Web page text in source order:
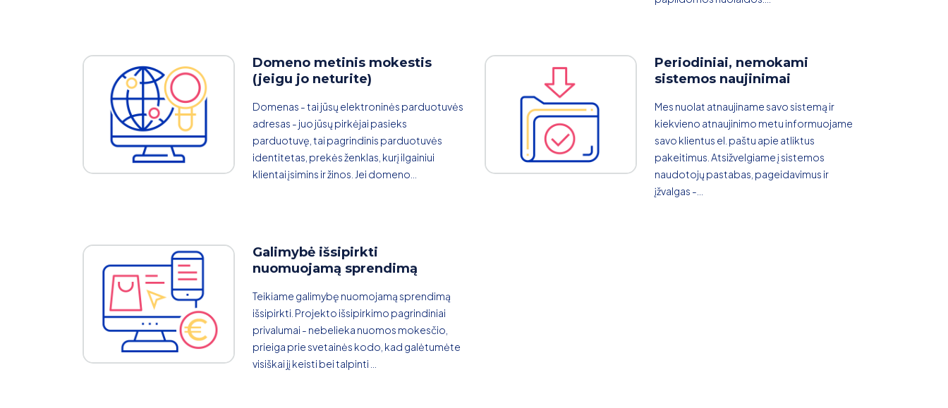
Domeno metinis mokestis
(jeigu jo neturite)
Domenas - tai jūsų elektroninės parduotuvės
adresas - juo jūsų pirkėjai pasieks
parduotuvę, tai pagrindinis parduotuvės
identitetas, prekės ženklas, kurį ilgainiui
klientai įsimins ir žinos. Jei domeno...
Periodiniai, nemokami
sistemos naujinimai
Mes nuolat atnaujiname savo sistemą ir
kiekvieno atnaujinimo metu informuojame
savo klientus el. paštu apie atliktus
pakeitimus. Atsižvelgiame į sistemos
naudotojų pastabas, pageidavimus ir
įžvalgas -...
Galimybė išsipirkti
nuomuojamą sprendimą
Teikiame galimybę nuomojamą sprendimą
išsipirkti. Projekto išsipirkimo pagrindiniai
privalumai - nebelieka nuomos mokesčio,
prieiga prie svetainės kodo, kad galėtumėte
visiškai jį keisti bei talpinti ...